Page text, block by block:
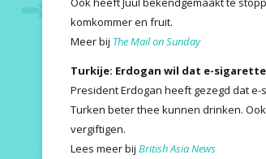
komkommer en fruit.
Meer bij The Mail on Sunday
Turkije: Erdogan wil dat e-
President Erdogan heeft gezegd dat
Turken beter thee kunnen drinken.
vergiftigen.
Lees meer bij British Asia News